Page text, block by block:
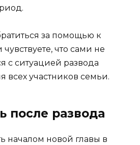
за помощью к
что сами не
с ситуацией развода
всех участников семьи.
после развода
началом новой главы в